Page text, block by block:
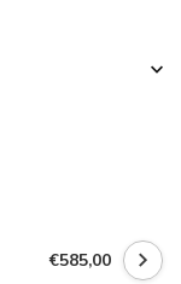
€585,00